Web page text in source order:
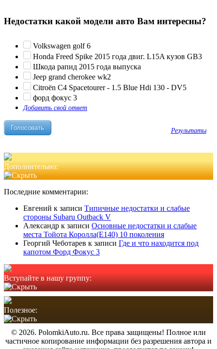
Недостатки какой модели авто Вам интересны?
Volkswagen golf 6
Honda Freed Spike 2015 года двиг. L15A кузов GB3
Шкода рапид 2015 года выпуска
Jeep grand cherokee wk2
Citroën C4 Spacetourer - 1.5 Blue Hdi 130 - DV5
форд фокус 3
Добавить свой ответ
Результаты
Дополнительно:
Последние комментарии:
Евгений к записи Типичные недостатки и слабые
стороны Subaru Outback V
Александр к записи Основные недостатки и слабые
места Тойота Королла(Е140) 10 поколения
Георгий Чеботарев к записи Где и что находится под
капотом Форд Фокус 3
Вступайте в нашу группу:
Полезное:
© 2026. PolomkiAuto.ru. Все права защищены! Полное или
частичное копирование информации без разрешения автора и